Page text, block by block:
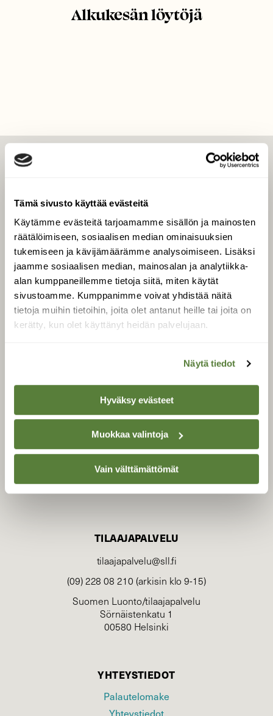
Tämä sivusto käyttää evästeitä
Käytämme evästeitä tarjoamamme sisällön ja mainosten
räätälöimiseen, sosiaalisen median ominaisuuksien
tukemiseen ja kävijämäärämme analysoimiseen. Lisäksi
jaamme sosiaalisen median, mainosalan ja analytiikka-
alan kumppaneillemme tietoja siitä, miten käytät
sivustoamme. Kumppanimme voivat yhdistää näitä
tietoja muihin tietoihin, joita olet antanut heille tai joita on
kerätty, kun olet käyttänyt heidän palvelujaan.
Näytä tiedot
Hyväksy evästeet
Muokkaa valintoja
Vain välttämättömät
Alkukesän löytöjä
Tilaa Suomen Luonto
Tilaa digilukuoikeus
Äänestä parasta juttua
Tilaa uutiskirje
SUOMEN LUONNON­
SUOJELU­LIITTO
kustantaja onSuomen
TILAAJAPALVELU
tilaajapalvelu@sll.fi
(09) 228 08 210 (arkisin klo 9-15)
Suomen Luonto/tilaajapalvelu
Sörnäistenkatu 1
00580 Helsinki
YHTEYSTIEDOT
Palautelomake
Yhteystiedot